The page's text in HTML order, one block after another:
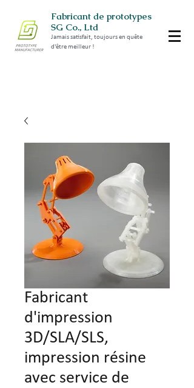
Fabricant de prototypes
SG Co., Ltd
Jamais satisfait, toujours en quête
d'être meilleur !
Fabricant
d'impression
3D/SLA/SLS,
impression résine
avec service de